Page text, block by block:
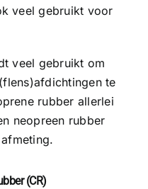
veel gebruikt voor
veel gebruikt om
te
rubber allerlei
neopreen rubber
(CR)